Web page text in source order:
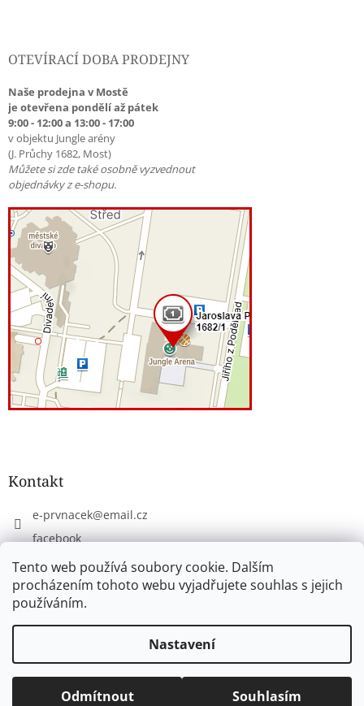
Tento web používá soubory cookie. Dalším
procházením tohoto webu vyjadřujete souhlas s jejich
používáním.
Nastavení
Odmítnout Souhlasím
OTEVÍRACÍ DOBA PRODEJNY
Naše prodejna v Mostě
je otevřena pondělí až pátek
9:00 - 12:00 a 13:00 - 17:00
v objektu Jungle arény
(J. Průchy 1682, Most)
Můžete si zde také osobně vyzvednout
objednávky z e-shopu.
Kontakt
e-prvnacek@email.cz
facebook
eprvnacek
Copyright 2026www.e-prvnacek.cz. Všechna práva